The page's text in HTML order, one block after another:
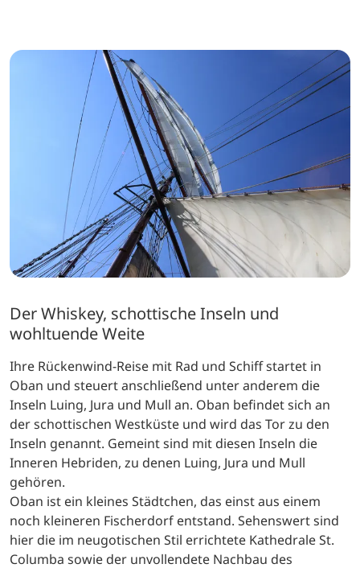
Der Whiskey, schottische Inseln und
wohltuende Weite
Ihre Rückenwind-Reise mit Rad und Schiff startet in
Oban und steuert anschließend unter anderem die
Inseln Luing, Jura und Mull an. Oban befindet sich an
der schottischen Westküste und wird das Tor zu den
Inseln genannt. Gemeint sind mit diesen Inseln die
Inneren Hebriden, zu denen Luing, Jura und Mull
gehören.
Oban ist ein kleines Städtchen, das einst aus einem
noch kleineren Fischerdorf entstand. Sehenswert sind
hier die im neugotischen Stil errichtete Kathedrale St.
Columba sowie der unvollendete Nachbau des